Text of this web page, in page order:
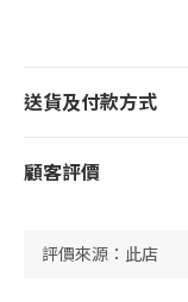
送貨及付款方式
顧客評價